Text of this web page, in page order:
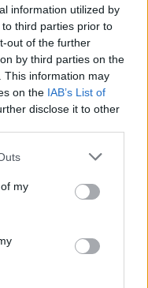
information utilized by
third parties prior to
out of the further
by third parties on the
This information may
on the IAB’s List of
disclose it to other
my